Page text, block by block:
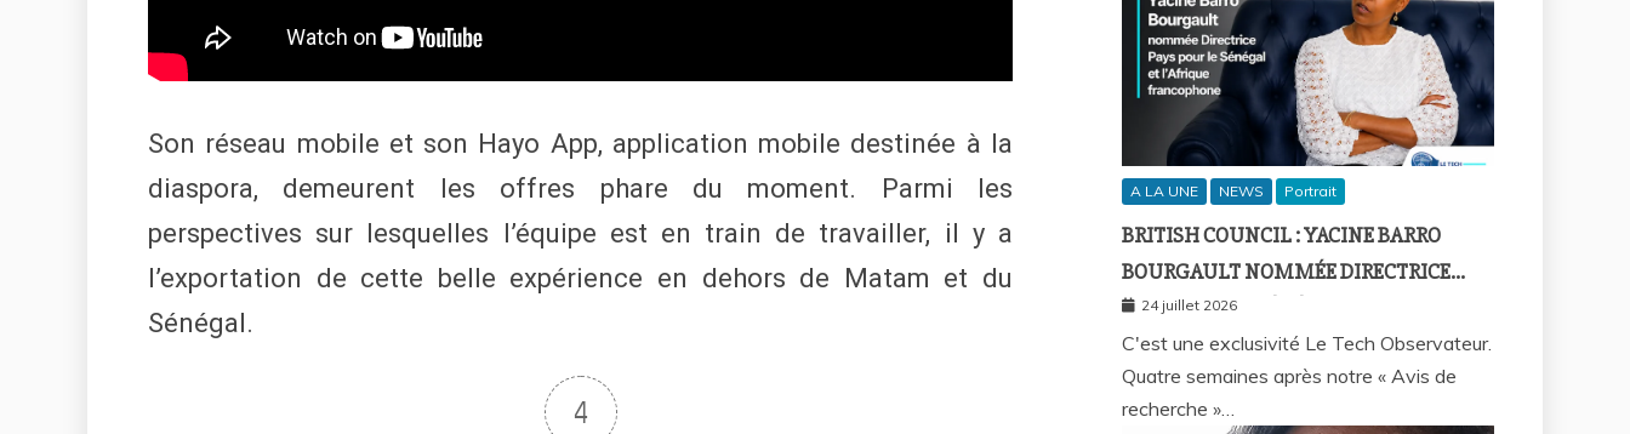
Son réseau mobile et son Hayo App, application mobile destinée à la
diaspora, demeurent les offres phare du moment. Parmi les
perspectives sur lesquelles l’équipe est en train de travailler, il y a
l’exportation de cette belle expérience en dehors de Matam et du
Sénégal.
4
A LA UNE NEWS Portrait
BRITISH COUNCIL : YACINE BARRO
BOURGAULT NOMMÉE DIRECTRICE
PAYS POUR LE SÉNÉGAL ET L’AFRIQUE
FRANCOPHONE
24 juillet 2026
C'est une exclusivité Le Tech Observateur.
Quatre semaines après notre « Avis de
recherche »…